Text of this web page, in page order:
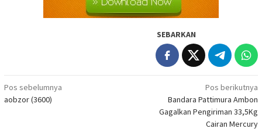
SEBARKAN
Navigasi
pos
Pos sebelumnya
aobzor (3600)
Pos berikutnya
Bandara Pattimura Ambon
Gagalkan Pengiriman 33,5Kg
Cairan Mercury